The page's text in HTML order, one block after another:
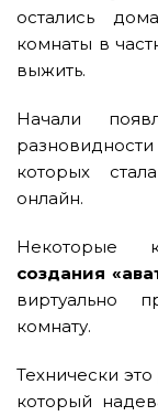
остались
комнаты в
выжить.
Начали
которых
онлайн.
Некоторые
создания
виртуально
комнату.
Технически
который